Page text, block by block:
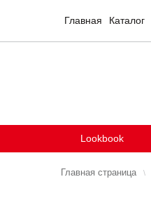
Главная Каталог
Lookbook
Главная страница